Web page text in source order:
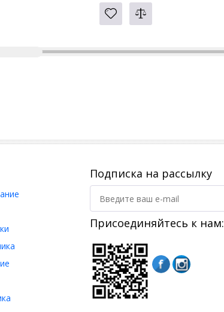
Подписка на рассылку
Присоединяйтесь к нам: